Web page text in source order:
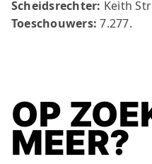
Scheidsrechter: Keith
Toeschouwers:7.277.
OP
MEER?